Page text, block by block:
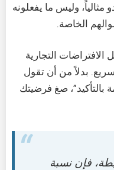
مثالياً، وليس ما يفعلونه
الخاصة.
التجارية
بدلاً من أن تقول
بالتأكيد”، صغ فرضيتك
فإن نسبة